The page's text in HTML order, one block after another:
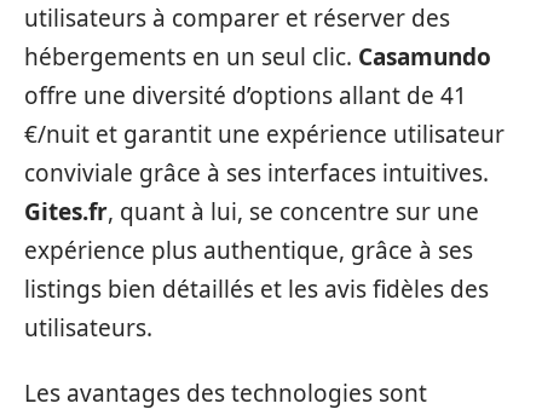
utilisateurs à comparer et réserver des
hébergements en un seul clic. Casamundo
offre une diversité d’options allant de 41
€/nuit et garantit une expérience utilisateur
conviviale grâce à ses interfaces intuitives.
Gites.fr, quant à lui, se concentre sur une
expérience plus authentique, grâce à ses
listings bien détaillés et les avis fidèles des
utilisateurs.
Les avantages des technologies sont